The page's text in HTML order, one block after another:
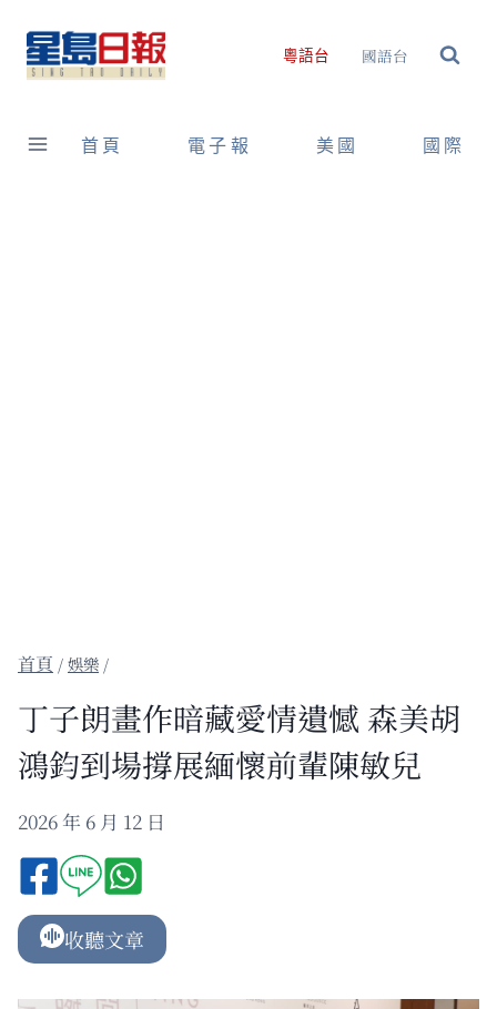
content
粵語台 國語台
首頁 電子報 美國 國際
/娛樂 /
丁子朗畫作暗藏愛情遺憾 森美胡
鴻鈞到場撐展緬懷前輩陳敏兒
2026 年 6 月 12 日
收聽文章